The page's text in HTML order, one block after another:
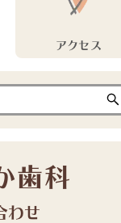
アクセス
歯科
わせ